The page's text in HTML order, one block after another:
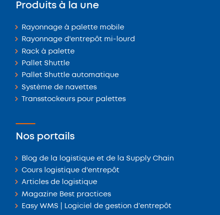
Produits à la une
Rayonnage à palette mobile
Rayonnage d'entrepôt mi-lourd
Rack à palette
Pallet Shuttle
Pallet Shuttle automatique
Système de navettes
Transstockeurs pour palettes
Nos portails
Blog de la logistique et de la Supply Chain
Cours logistique d'entrepôt
Articles de logistique
Magazine Best practices
Easy WMS | Logiciel de gestion d’entrepôt